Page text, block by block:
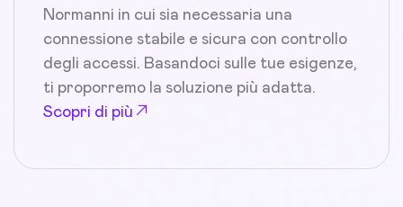
Normanni in cui sia necessaria una
connessione stabile e sicura con controllo
degli accessi. Basandoci sulle tue esigenze,
ti proporremo la soluzione più adatta.
Scopri di più